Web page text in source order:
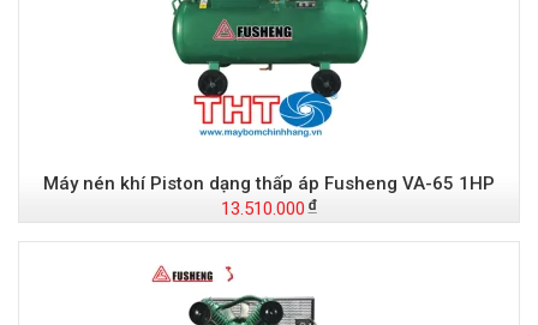
Máy nén khí Piston dạng thấp áp Fusheng VA-65 1HP
13.510.000